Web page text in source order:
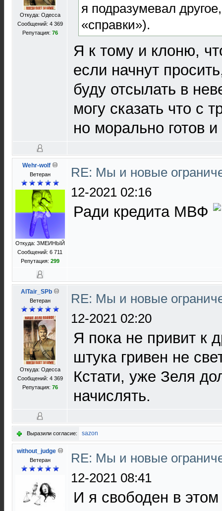
Откуда: Одесса
Сообщений: 4 369
Репутация: 76
я подразумевал
«справки»).
Я к тому и клоню,
если начнут
буду отсылать в
могу сказать что с
но морально готов и
Wehr-wolf
Ветеран
Откуда: ЗМЕИНЫЙ
Сообщений: 6 711
Репутация: 299
RE: Мы и новые
12-2021 02:16
Ради кредита МВФ
AlTair_SPb
Ветеран
Откуда: Одесса
Сообщений: 4 369
Репутация: 76
RE: Мы и новые
12-2021 02:20
Я пока не привит к
штука гривен не
Кстати, уже Зеля
начислять.
Выразили согласие: sazon
without_judge
Ветеран
RE: Мы и новые
12-2021 08:41
И я свободен в